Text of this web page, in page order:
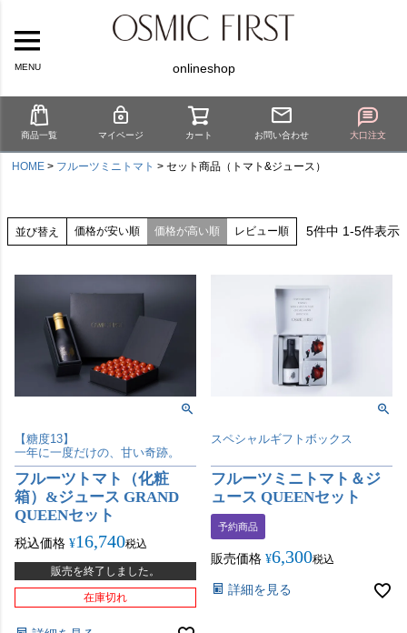
MENU onlineshop
商品一覧 マイページ カート お問い合わせ 大口注文
HOME フルーツミニトマト セット商品（トマト&ジュース）
並び替え 価格が安い順 価格が高い順 レビュー順 5件中 1-5件表示
【糖度13】
一年に一度だけの、甘い奇跡。
フルーツトマト（化粧
箱）&ジュース GRAND
QUEENセット
税込価格 ¥16,740税込
販売を終了しました。
在庫切れ
スペシャルギフトボックス
フルーツミニトマト＆ジ
ュース QUEENセット
予約商品
販売価格 ¥6,300税込
詳細を見る